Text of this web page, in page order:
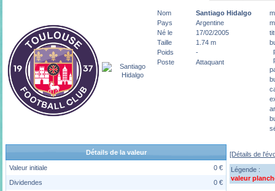
Nom Santiago Hidalgo
Pays
Argentine
Né le
17/02/2005
Taille
1.74 m
Poids
-
Poste
Attaquant
Détails de la valeur
Valeur initiale
0 €
Dividendes
0 €
[Détails de
Légende :
valeur